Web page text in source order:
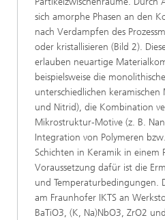
sich amorphe Phasen an den
nach Verdampfen des
oder kristallisieren (Bild 2).
erlauben neuartige
beispielsweise die
unterschiedlichen keramischen
und Nitrid), die Kombination
Mikrostruktur-Motive (z. B.
Integration von Polymeren
Schichten in Keramik in einem
Voraussetzung dafür ist die
und Temperaturbedingungen.
am Fraunhofer IKTS an
BaTiO3, (K, Na)NbO3, ZrO2